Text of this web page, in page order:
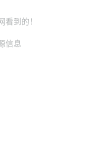
看到的！
信息